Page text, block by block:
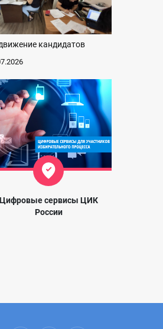
кандидатов
Цифровые сервисы ЦИК
России